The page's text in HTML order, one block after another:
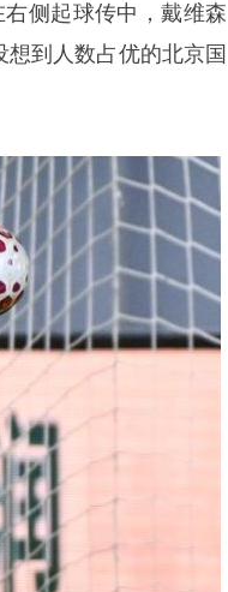
侧起球传中，戴维森
到人数占优的北京国